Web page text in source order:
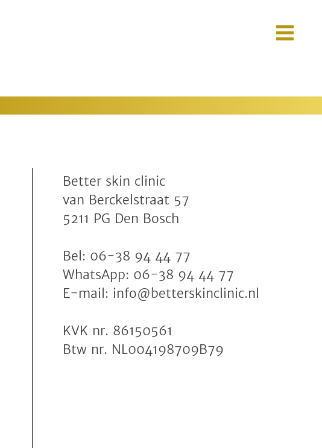
Better skin clinic
van Berckelstraat 57
5211 PG Den Bosch
Bel: 06-38 94 44 77
WhatsApp: 06-38 94 44 77
E-mail: info@betterskinclinic.nl
KVK nr. 86150561
Btw nr. NL004198709B79